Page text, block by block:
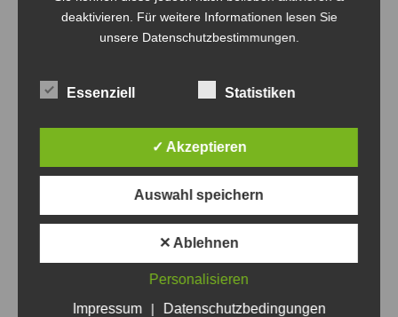
Handwerker Wriezen
5. März 2024
Wriezen vs. Volley-Bombas
8. Oktober 2024
deaktivieren. Für weitere Informationen lesen Sie
unsere Datenschutzbestimmungen.
Essenziell Statistiken
✓ Akzeptieren
Auswahl speichern
✕ Ablehnen
Personalisieren
Impressum
| Datenschutzbedingungen